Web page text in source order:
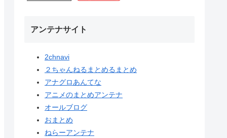
アンテナサイト
2chnavi
２ちゃんねるまとめるまとめ
アナグロあんてな
アニメのまとめアンテナ
オールブログ
おまとめ
ねらーアンテナ